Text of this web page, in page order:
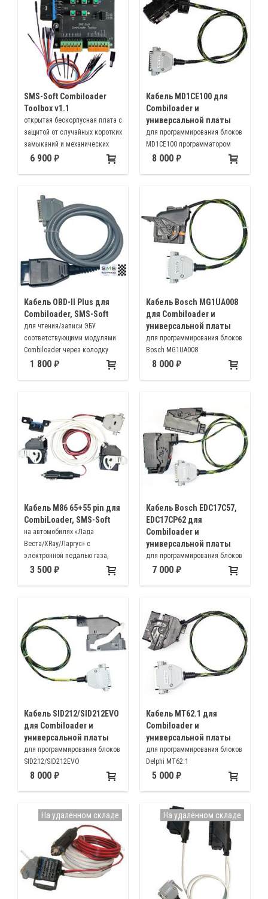
SMS-Soft Combiloader
Toolbox v1.1
открытая бескорпусная плата с
защитой от случайных коротких
замыканий и механических
воздействий благодаря
6 900
Кабель MD1CE100 для
Combiloader и
универсальной платы
для программирования блоков
MD1CE100 программатором
Combiloader
8 000
Кабель OBD-II Plus для
Combiloader, SMS-Soft
для чтения/записи ЭБУ
соответствующими модулями
Combiloader через колодку
диагностики.
1 800
Кабель Bosch MG1UA008
для Combiloader и
универсальной платы
для программирования блоков
Bosch MG1UA008
программатором Combiloader
8 000
Кабель M86 65+55 pin для
CombiLoader, SMS-Soft
на автомобилях «Лада
Веста/XRay/Ларгус» с
электронной педалью газа,
оснащенные ЭБУ M86 и М86И
3 500
Кабель Bosch EDC17C57,
EDC17CP62 для
Combiloader и
универсальной платы
для программирования блоков
Bosch EDC17C57, EDC17CP62
7 000
Кабель SID212/SID212EVO
для Combiloader и
универсальной платы
для программирования блоков
SID212/SID212EVO
устанавливаемых на
8 000
Кабель MT62.1 для
Combiloader и
универсальной платы
для программирования блоков
Delphi MT62.1
5 000
На удалённом складе На удалённом складе